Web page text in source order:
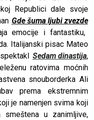
Republici dale svoje
Gde šuma ljubi zvezde
emocije i fantastiku,
Italijanski pisac Mateo
Sedam dinastija,
ratovima moćnih
snouborderka Ali
prema ekstremnim
je namenjen svima koji
u zanimljive,